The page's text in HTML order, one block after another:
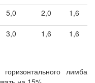
5,0 2,0 1,6
3,0 1,6 1,6
лимба